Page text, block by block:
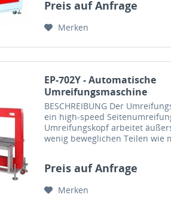
Preis auf Anfrage
Merken
EP-702Y - Automatische
Umreifungsmaschine
BESCHREIBUNG Der
ein high-speed
Umreifungskopf arbeitet
wenig beweglichen Teilen wie
Preis auf Anfrage
Merken